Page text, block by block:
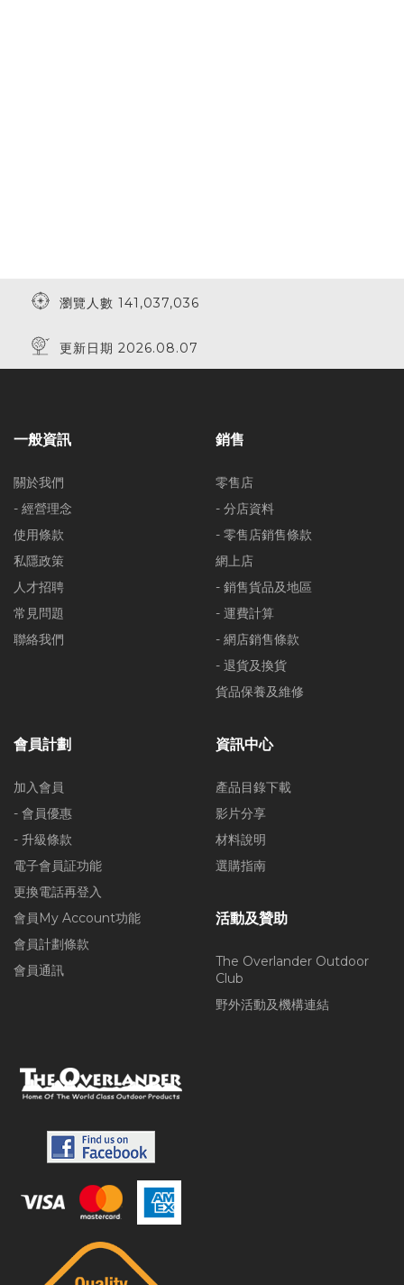
瀏覽人數 141,037,036
更新日期 2026.08.07
一般資訊
關於我們
- 經營理念
使用條款
私隱政策
人才招聘
常見問題
聯絡我們
銷售
零售店
- 分店資料
- 零售店銷售條款
網上店
- 銷售貨品及地區
- 運費計算
- 網店銷售條款
- 退貨及換貨
貨品保養及維修
會員計劃
加入會員
- 會員優惠
- 升級條款
電子會員証功能
更換電話再登入
會員My Account功能
會員計劃條款
會員通訊
資訊中心
產品目錄下載
影片分享
材料說明
選購指南
活動及贊助
The Overlander Outdoor
Club
野外活動及機構連結